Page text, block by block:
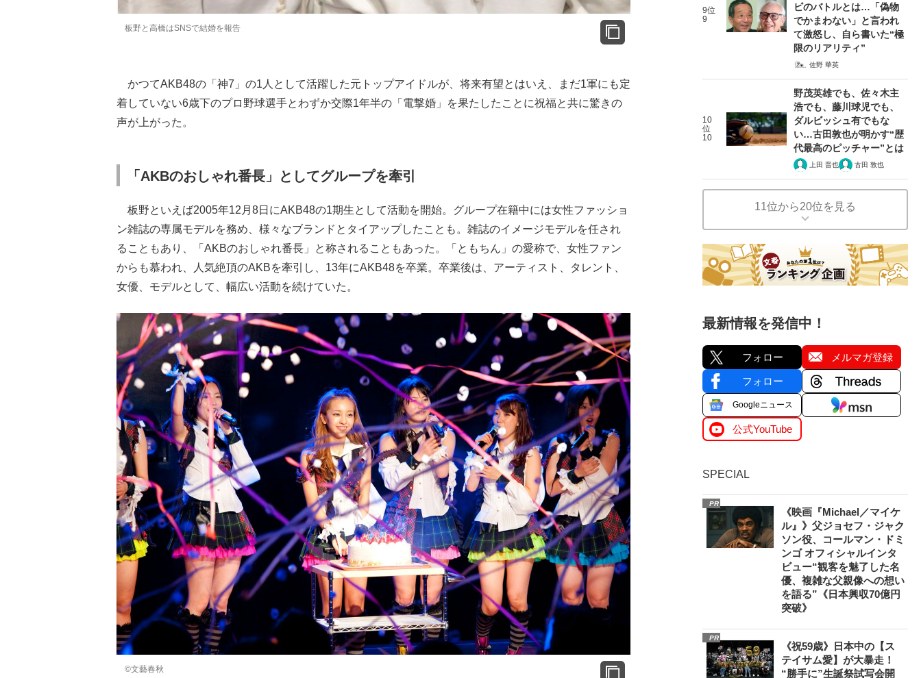
板野と高橋はSNSで結婚を報告
かつてAKB48の「神7」の1人として活躍した元トップアイドルが、将来有望とはいえ、まだ1軍にも定
着していない6歳下のプロ野球選手とわずか交際1年半の「電撃婚」を果たしたことに祝福と共に驚きの
声が上がった。
「AKBのおしゃれ番長」としてグループを牽引
板野といえば2005年12月8日にAKB48の1期生として活動を開始。グループ在籍中には女性ファッショ
ン雑誌の専属モデルを務め、様々なブランドとタイアップしたことも。雑誌のイメージモデルを任され
ることもあり、「AKBのおしゃれ番長」と称されることもあった。「ともちん」の愛称で、女性ファン
からも慕われ、人気絶頂のAKBを牽引し、13年にAKB48を卒業。卒業後は、アーティスト、タレント、
女優、モデルとして、幅広い活動を続けていた。
©文藝春秋
9位
9
ビのバトルとは…「偽物
でかまわない」と言われ
て激怒し、自ら書いた“極
限のリアリティ”
佐野 華英
10
位
10
野茂英雄でも、佐々木主
浩でも、藤川球児でも、
ダルビッシュ有でもな
い…古田敦也が明かす“歴
代最高のピッチャー”とは
上田 晋也 古田 敦也
11位から20位を見る
最新情報を発信中！
フォロー メルマガ登録
フォロー
Googleニュース
公式YouTube
SPECIAL
PR
《映画『Michael／マイケ
ル』》父ジョセフ・ジャク
ソン役、コールマン・ドミ
ンゴ オフィシャルインタ
ビュー“観客を魅了した名
優、複雑な父親像への想い
を語る”《日本興収70億円
突破》
PR
《祝59歳》日本中の【ス
テイサム愛】が大暴走！
“勝手に”生誕祭試写会開